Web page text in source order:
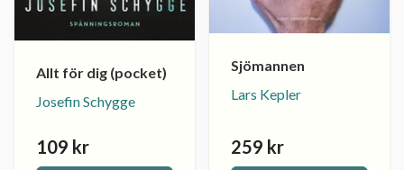
Allt för dig (pocket)
Josefin Schygge
109 kr
Sjömannen
Lars Kepler
259 kr